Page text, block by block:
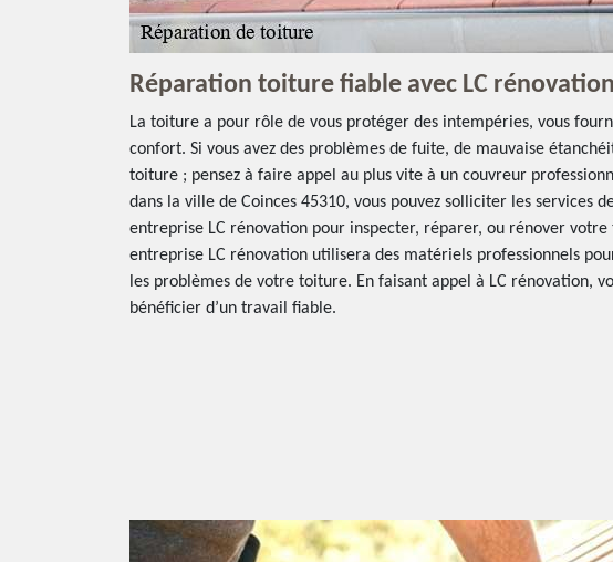
Réparation toiture fiable avec LC rénovation
La toiture a pour rôle de vous protéger des intempéries, vous
confort. Si vous avez des problèmes de fuite, de mauvaise
toiture ; pensez à faire appel au plus vite à un couvreur
dans la ville de Coinces 45310, vous pouvez solliciter les services
entreprise LC rénovation pour inspecter, réparer, ou rénover
entreprise LC rénovation utilisera des matériels professionnels
les problèmes de votre toiture. En faisant appel à LC rénovation,
bénéficier d’un travail fiable.